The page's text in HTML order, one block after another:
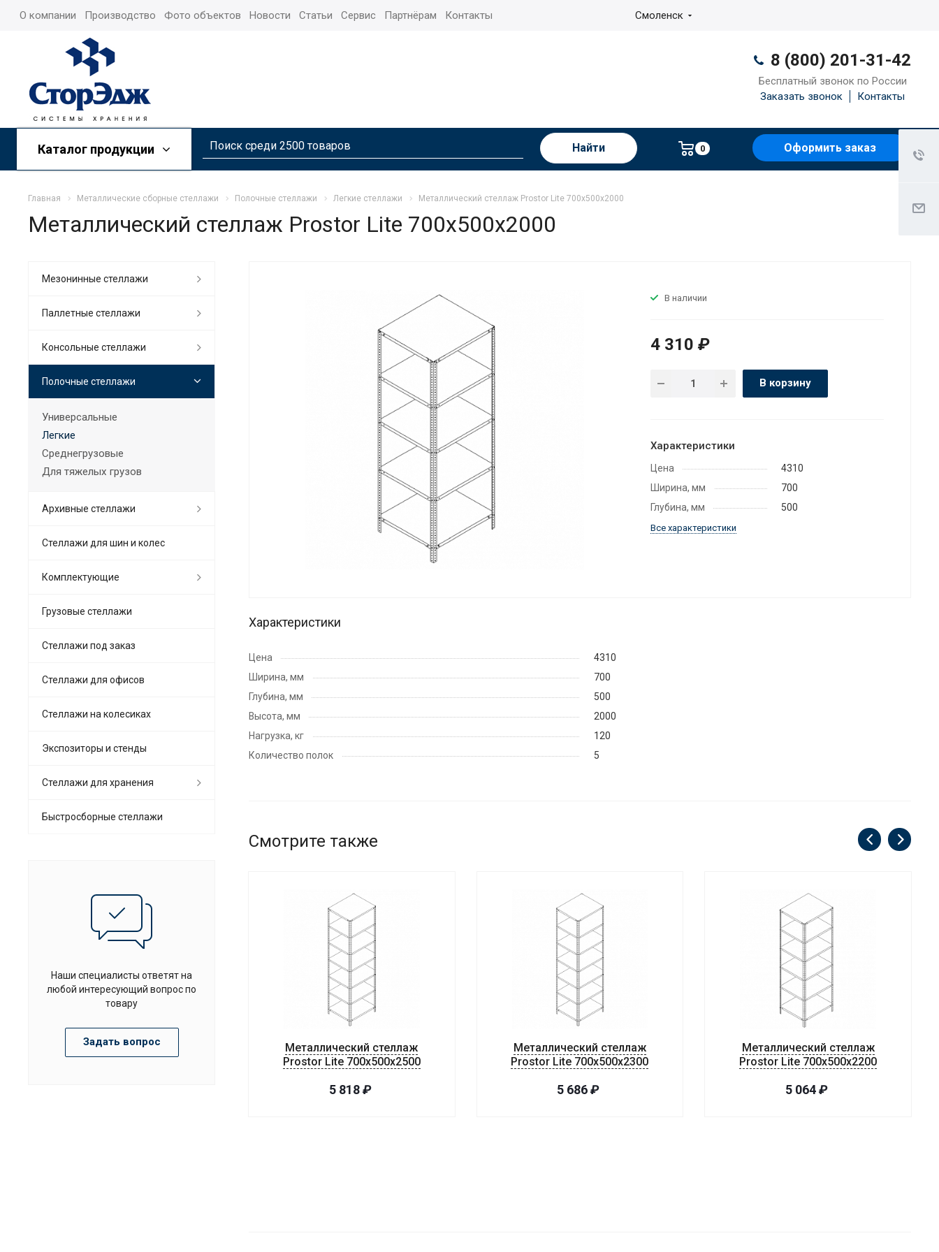
О компании Производство Фото объектов Новости Статьи Сервис Партнёрам Контакты Смоленск
8 (800) 201-31-42
Бесплатный звонок по России
Заказать звонок
Контакты
Каталог продукции Найти 0 Оформить заказ
Главная Металлические сборные стеллажи Полочные стеллажи Легкие стеллажи Металлический стеллаж Prostor Lite 700x500x2000
Металлический стеллаж Prostor Lite 700x500x2000
В наличии
4 310 ₽
В корзину
Характеристики
Цена
4310
Ширина, мм
700
Глубина, мм
500
Все характеристики
Характеристики
Цена
4310
Ширина, мм
700
Глубина, мм
500
Высота, мм
2000
Нагрузка, кг
120
Количество полок
5
Смотрите также
Металлический стеллаж
Prostor Lite 700x500x2500
5 818₽
Металлический стеллаж
Prostor Lite 700x500x2300
5 686₽
Металлический стеллаж
Prostor Lite 700x500x2200
5 064₽
Мезонинные стеллажи
Паллетные стеллажи
Консольные стеллажи
Полочные стеллажи
Универсальные
Легкие
Среднегрузовые
Для тяжелых грузов
Архивные стеллажи
Стеллажи для шин и колес
Комплектующие
Грузовые стеллажи
Стеллажи под заказ
Стеллажи для офисов
Cтеллажи на колесиках
Экспозиторы и стенды
Стеллажи для хранения
Быстросборные стеллажи
Наши специалисты ответят на
любой интересующий вопрос по
товару
Задать вопрос